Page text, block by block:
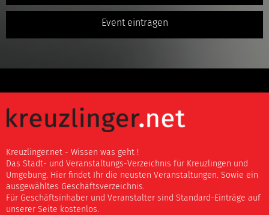
Event eintragen
Kreuzlinger.net - Wissen was geht !
Das Stadt- und Veranstaltungs-Verzeichnis für Kreuzlingen und
Umgebung. Hier findet Ihr die neusten Veranstaltungen. Sowie ein
ausgewähltes Geschäftsverzeichnis.
Für Geschäftsinhaber und Veranstalter sind Standard-Einträge auf
unserer Seite kostenlos.